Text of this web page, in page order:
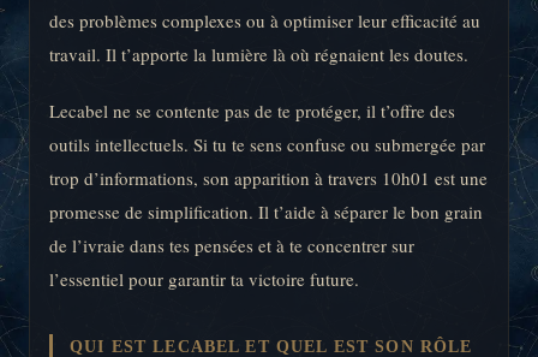
des problèmes complexes ou à optimiser leur efficacité au
travail. Il t’apporte la lumière là où régnaient les doutes.
Lecabel ne se contente pas de te protéger, il t’offre des
outils intellectuels. Si tu te sens confuse ou submergée par
trop d’informations, son apparition à travers 10h01 est une
promesse de simplification. Il t’aide à séparer le bon grain
de l’ivraie dans tes pensées et à te concentrer sur
l’essentiel pour garantir ta victoire future.
QUI EST LECABEL ET QUEL EST SON RÔLE